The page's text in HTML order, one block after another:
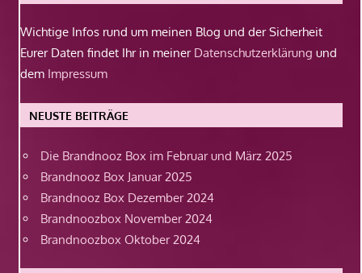
Wichtige Infos rund um meinen Blog und der Sicherheit
Eurer Daten findet Ihr in meiner Datenschutzerklärung und
dem Impressum
NEUSTE BEITRÄGE
Die Brandnooz Box im Februar und März 2025
Brandnooz Box Januar 2025
Brandnooz Box Dezember 2024
Brandnoozbox November 2024
Brandnoozbox Oktober 2024